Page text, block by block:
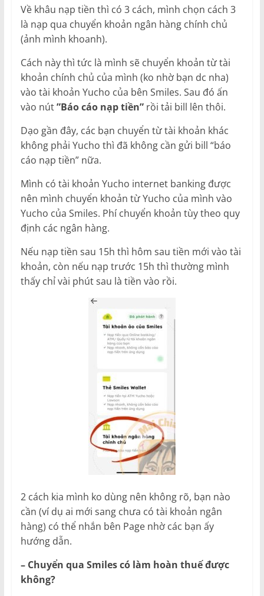
Về khâu nạp tiền thì có 3 cách, mình chọn cách 3
là nạp qua chuyển khoản ngân hàng chính chủ
(ảnh mình khoanh).
Cách này thì tức là mình sẽ chuyển khoản từ tài
khoản chính chủ của mình (ko nhờ bạn dc nha)
vào tài khoản Yucho của bên Smiles. Sau đó ấn
vào nút”Báo cáo nạp tiền”rồi tải bill lên thôi.
Dạo gần đây, các bạn chuyển từ tài khoản khác
không phải Yucho thì đã không cần gửi bill “báo
cáo nạp tiền” nữa.
Mình có tài khoản Yucho internet banking được
nên mình chuyển khoản từ Yucho của mình vào
Yucho của Smiles. Phí chuyển khoản tùy theo quy
định các ngân hàng.
Nếu nạp tiền sau 15h thì hôm sau tiền mới vào tài
khoản, còn nếu nạp trước 15h thì thường mình
thấy chỉ vài phút sau là tiền vào rồi.
2 cách kia mình ko dùng nên không rõ, bạn nào
cần (ví dụ ai mới sang chưa có tài khoản ngân
hàng) có thể nhắn bên Page nhờ các bạn ấy
hướng dẫn.
– Chuyển qua Smiles có làm hoàn thuế được
không?